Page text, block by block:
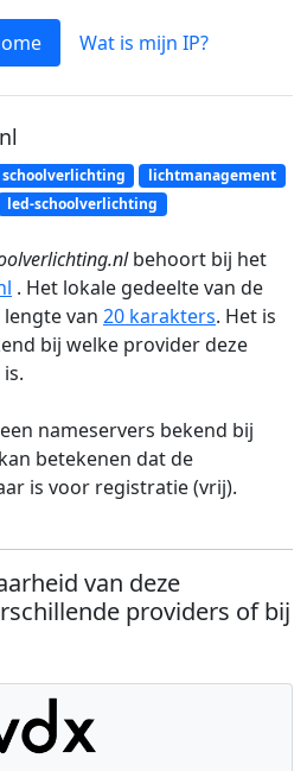
Wat is mijn IP?
schoolverlichting
lichtmanagement
led-schoolverlichting
behoort bij het
. Het lokale gedeelte van de
van 20 karakters. Het is
bij welke provider deze
nameservers bekend bij
betekenen dat de
is voor registratie (vrij).
van deze
providers of bij